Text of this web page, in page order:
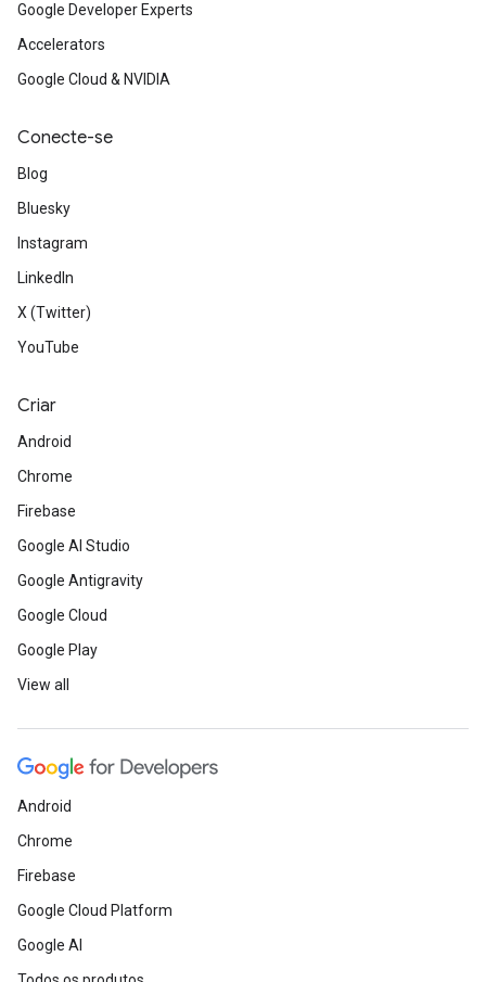
Google Developer Experts
Accelerators
Google Cloud & NVIDIA
Conecte-se
Blog
Bluesky
Instagram
LinkedIn
X (Twitter)
YouTube
Criar
Android
Chrome
Firebase
Google AI Studio
Google Antigravity
Google Cloud
Google Play
View all
Android
Chrome
Firebase
Google Cloud Platform
Google AI